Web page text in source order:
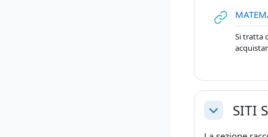
Si tratta
Minimizza
SITI